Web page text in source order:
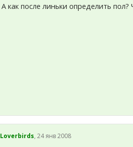
А как после линьки определить
Loverbirds, 24 янв 2008